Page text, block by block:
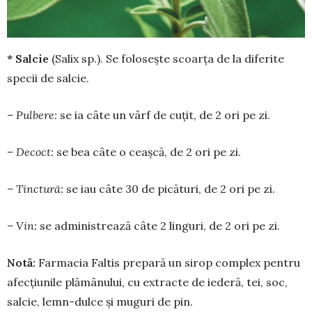
* Salcie (Salix sp.). Se folosește scoarța de la diferite
specii de salcie.
– Pulbere: se ia câte un vârf de cuţit, de 2 ori pe zi.
– Decoct: se bea câte o ceaşcă, de 2 ori pe zi.
– Tinctură: se iau câte 30 de pică­turi, de 2 ori pe zi.
– Vin: se adminis­trea­ză câte 2 linguri, de 2 ori pe zi.
Notă: Farmacia Faltis prepară un sirop com­plex pentru
afecțiunile plămânului, cu extracte de iederă, tei, soc,
salcie, lemn-dulce și muguri de pin.